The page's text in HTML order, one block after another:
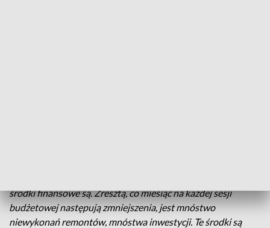
środki finansowe są. Zresztą, co miesiąc na każdej sesji
budżetowej następują zmniejszenia, jest mnóstwo
niewykonań remontów, mnóstwa inwestycji. Te środki są